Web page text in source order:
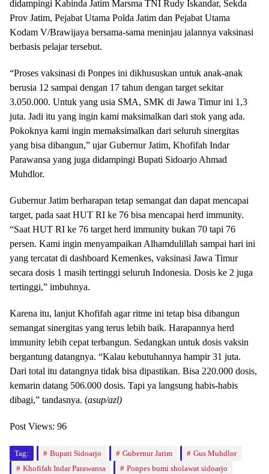
didampingi Kabinda Jatim Marsma TNI Rudy Iskandar, Sekda
Prov Jatim, Pejabat Utama Polda Jatim dan Pejabat Utama
Kodam V/Brawijaya bersama-sama meninjau jalannya vaksinasi
berbasis pelajar tersebut.
“Proses vaksinasi di Ponpes ini dikhususkan untuk anak-anak
berusia 12 sampai dengan 17 tahun dengan target sekitar
3.050.000. Untuk yang usia SMA, SMK di Jawa Timur ini 1,3
juta. Jadi itu yang ingin kami maksimalkan dari stok yang ada.
Pokoknya kami ingin memaksimalkan dari seluruh sinergitas
yang bisa dibangun,” ujar Gubernur Jatim, Khofifah Indar
Parawansa yang juga didampingi Bupati Sidoarjo Ahmad
Muhdlor.
Gubernur Jatim berharapan tetap semangat dan dapat mencapai
target, pada saat HUT RI ke 76 bisa mencapai herd immunity.
“Saat HUT RI ke 76 target herd immunity bukan 70 tapi 76
persen. Kami ingin menyampaikan Alhamdulillah sampai hari ini
yang tercatat di dashboard Kemenkes, vaksinasi Jawa Timur
secara dosis 1 masih tertinggi seluruh Indonesia. Dosis ke 2 juga
tertinggi,” imbuhnya.
Karena itu, lanjut Khofifah agar ritme ini tetap bisa dibangun
semangat sinergitas yang terus lebih baik. Harapannya herd
immunity lebih cepat terbangun. Sedangkan untuk dosis vaksin
bergantung datangnya. “Kalau kebutuhannya hampir 31 juta.
Dari total itu datangnya tidak bisa dipastikan. Bisa 220.000 dosis,
kemarin datang 506.000 dosis. Tapi ya langsung habis-habis
dibagi,” tandasnya. (asup/azl)
Post Views: 96
Tag: Bupati Sidoarjo Gubernur Jatim
Gus Muhdlor
Khofifah Indar Parawansa
Ponpes bumi sholawat sidoarjo